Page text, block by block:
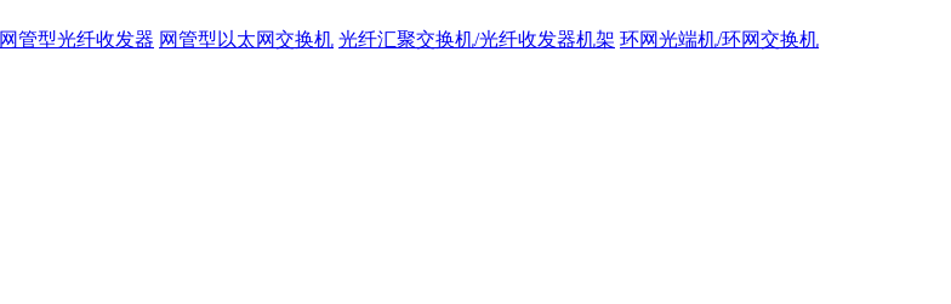
网管型光纤收发器 网管型以太网交换机 光纤汇聚交换机/光纤收发器机架 环网光端机/环网交换机